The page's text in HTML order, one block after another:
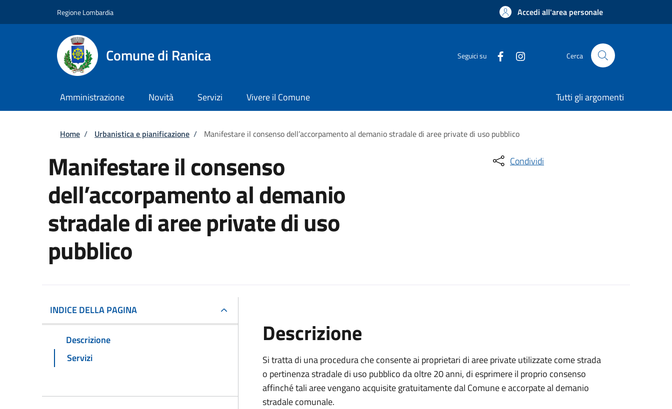
Regione Lombardia Accedi all'area personale
Comune di Ranica Seguici su Cerca
Amministrazione Novità Servizi Vivere il Comune Tutti gli argomenti
Briciole di pane
Home / Urbanistica e pianificazione / Manifestare il consenso dell’accorpamento al demanio stradale di aree private di uso pubblico
Manifestare il consenso
dell’accorpamento al demanio
stradale di aree private di uso
pubblico
Condividi
INDICE DELLA PAGINA
Descrizione
Servizi
Descrizione
Si tratta di una procedura che consente ai proprietari di aree private utilizzate come strada
o pertinenza stradale di uso pubblico da oltre 20 anni, di esprimere il proprio consenso
affinché tali aree vengano acquisite gratuitamente dal Comune e accorpate al demanio
stradale comunale.